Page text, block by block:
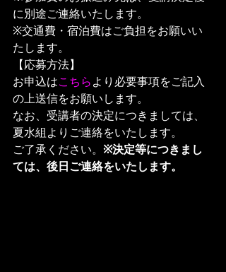
に別途ご連絡いたします。
※交通費・宿泊費はご負担をお願いい
たします。
【応募方法】
お申込はこちらより必要事項をご記入
の上送信をお願いします。
なお、受講者の決定につきましては、
夏水組よりご連絡をいたします。
ご了承ください。 ※決定等につきまし
ては、後日ご連絡をいたします。